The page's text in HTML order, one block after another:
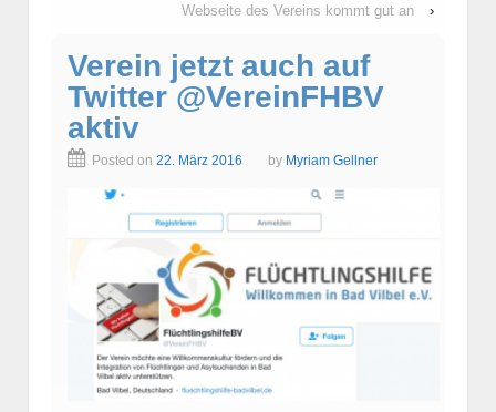
Webseite des Vereins kommt gut an
›
Verein jetzt auch auf
Twitter @VereinFHBV
aktiv
Posted on 22. März 2016 by Myriam Gellner